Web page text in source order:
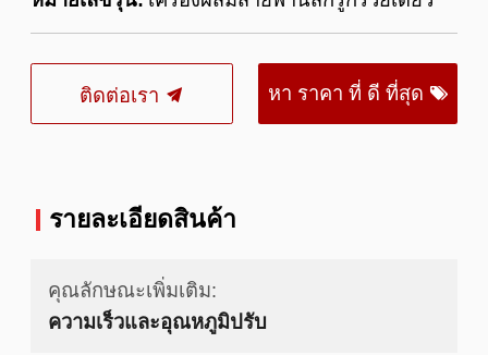
ติดต่อเรา หา ราคา ที่ ดี ที่สุด
รายละเอียดสินค้า
คุณลักษณะเพิ่มเติม:
ความเร็วและอุณหภูมิปรับ